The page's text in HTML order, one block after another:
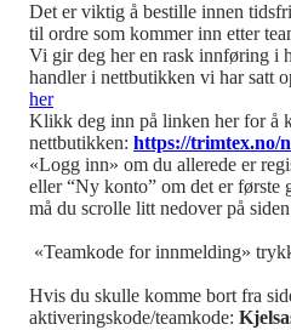
Det er viktig å bestille innen
til ordre som kommer inn etter
Vi gir deg her en rask innføring i
handler i nettbutikken vi har satt
her
Klikk deg inn på linken her for å
nettbutikken: https://trimtex.no/
«Logg inn» om du allerede er
eller “Ny konto” om det er første
må du scrolle litt nedover på
«Teamkode for innmelding»
Hvis du skulle komme bort fra
aktiveringskode/teamkode: